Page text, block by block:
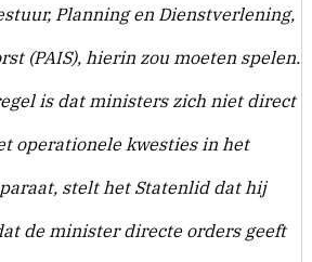
Planning en Dienstverlening,
(PAIS), hierin zou moeten spelen.
is dat ministers zich niet direct
operationele kwesties in het
stelt het Statenlid dat hij
de minister directe orders geeft